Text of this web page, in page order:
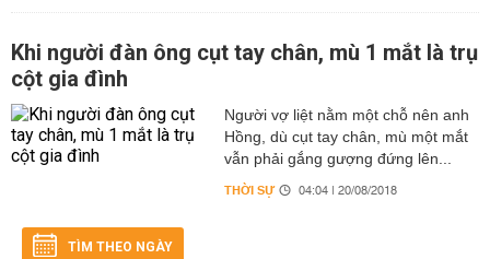
Khi người đàn ông cụt tay chân, mù 1 mắt là trụ
cột gia đình
Người vợ liệt nằm một chỗ nên anh
Hồng, dù cụt tay chân, mù một mắt
vẫn phải gắng gượng đứng lên...
THỜI SỰ 04:04 | 20/08/2018
TÌM THEO NGÀY